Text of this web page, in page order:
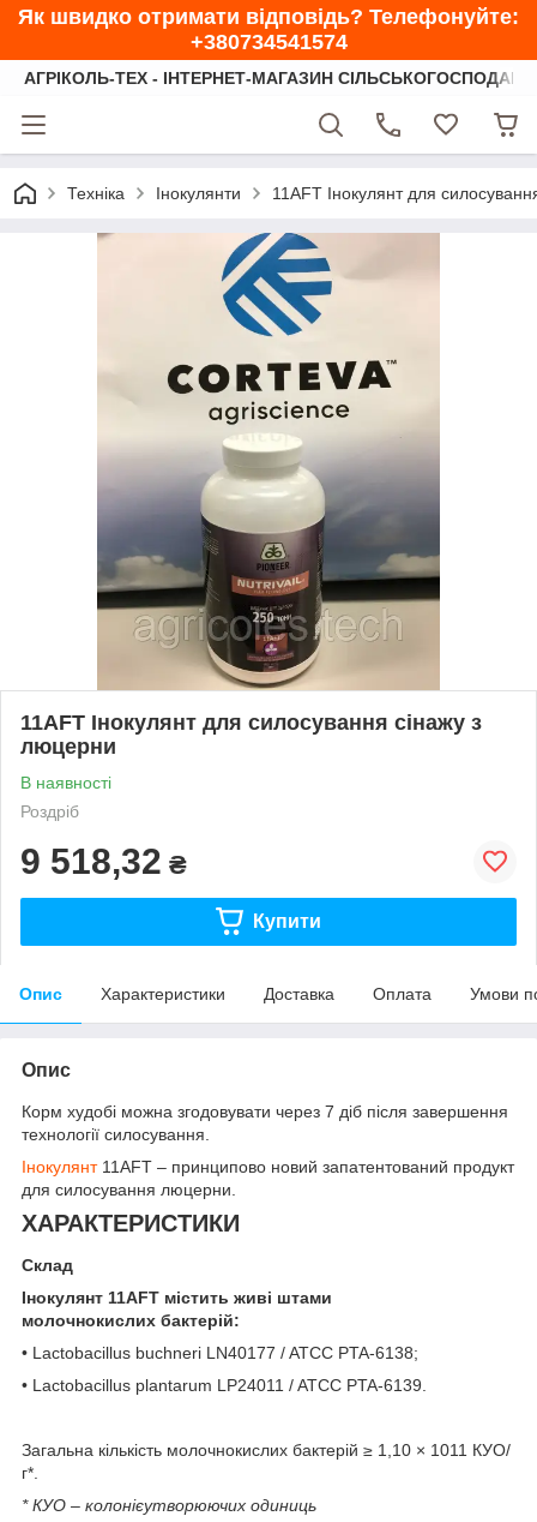
Як швидко отримати відповідь? Телефонуйте:
+380734541574
АГРІКОЛЬ-ТЕХ - ІНТЕРНЕТ-МАГАЗИН
Техніка Інокулянти 11AFT Інокулянт для
11AFT Інокулянт для силосування сінажу з
люцерни
В наявності
Роздріб
9 518,32 ₴
Купити
Опис Характеристики Доставка Оплата Умови
Опис
Корм худобі можна згодовувати через 7 діб після завершення
технології силосування.
Інокулянт11AFT – принципово новий запатентований продукт
для силосування люцерни.
ХАРАКТЕРИСТИКИ
Склад
Інокулянт 11AFT містить живі штами
молочнокислих бактерій:
• Lactobacillus buchneri LN40177 / ATCC PTA-6138;
• Lactobacillus рlantarum LP24011 / ATCC PTA-6139.
Загальна кількість молочнокислих бактерій ≥ 1,10 × 1011 КУО/
г*.
* КУО – колонієутворюючих одиниць